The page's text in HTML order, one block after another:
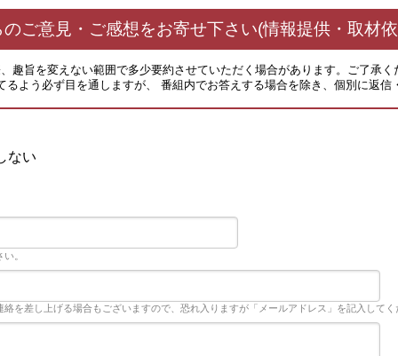
のご意見・ご感想をお寄せ下さい(情報提供・取材
趣旨を変えない範囲で多少要約させていただく場合があります。ご了承く
よう必ず目を通しますが、 番組内でお答えする場合を除き、個別に返信
ない
。
絡を差し上げる場合もございますので、恐れ入りますが「メールアドレス」を記入してく